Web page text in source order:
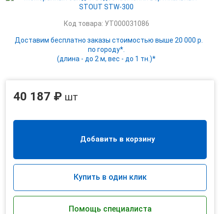
Код товара: УТ000031086
Доставим бесплатно заказы стоимостью выше 20 000 р.
по городу*.
(длина - до 2 м, вес - до 1 тн.)*
40 187 ₽ шт
Добавить в корзину
Купить в один клик
Помощь специалиста